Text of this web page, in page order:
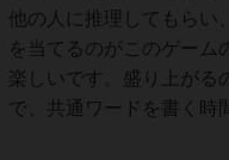
他の人に推理してもらい
を当てるのがこのゲーム
楽しいです。盛り上がる
で、共通ワードを書く時